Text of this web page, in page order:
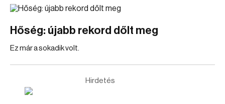
Hőség: újabb rekord dőlt meg
Ez már a sokadik volt.
Hirdetés